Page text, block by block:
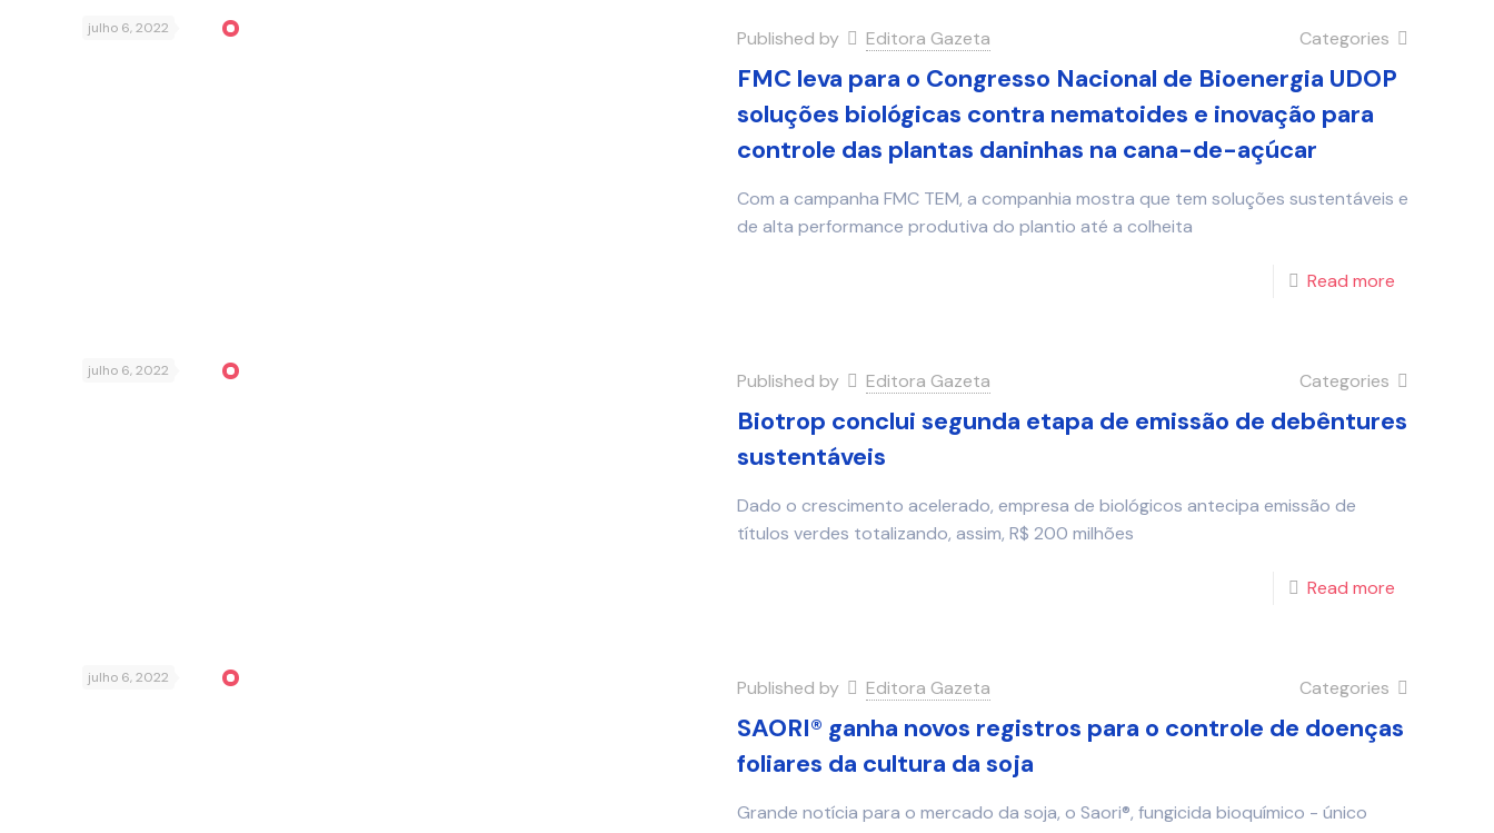
julho 6, 2022 Published by Editora Gazeta Categories
FMC leva para o Congresso Nacional de Bioenergia UDOP
soluções biológicas contra nematoides e inovação para
controle das plantas daninhas na cana-de-açúcar
Com a campanha FMC TEM, a companhia mostra que tem soluções sustentáveis e
de alta performance produtiva do plantio até a colheita
Read more
julho 6, 2022 Published by Editora Gazeta Categories
Biotrop conclui segunda etapa de emissão de debêntures
sustentáveis
Dado o crescimento acelerado, empresa de biológicos antecipa emissão de
títulos verdes totalizando, assim, R$ 200 milhões
Read more
julho 6, 2022 Published by Editora Gazeta Categories
SAORI® ganha novos registros para o controle de doenças
foliares da cultura da soja
Grande notícia para o mercado da soja, o Saori®, fungicida bioquímico - único